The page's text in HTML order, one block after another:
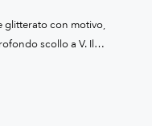
glitterato con motivo,
scollo a V. Il